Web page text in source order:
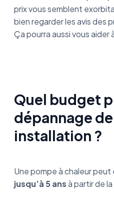
prix vous semblent
bien regarder les avis des
Ça pourra aussi vous aider
Quel budget
dépannage
installation ?
Une pompe à chaleur peut
jusqu’à 5 ansà partir de